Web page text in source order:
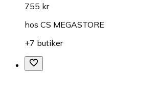
755 kr
hos CS MEGASTORE
+7 butiker